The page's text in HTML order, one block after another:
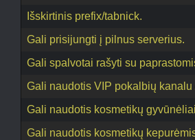
Išskirtinis prefix/tabnick.
Gali prisijungti į pilnus serverius.
Gali spalvotai rašyti su
Gali naudotis VIP pokalbių kanalu
Gali naudotis kosmetikų
Gali naudotis kosmetikų